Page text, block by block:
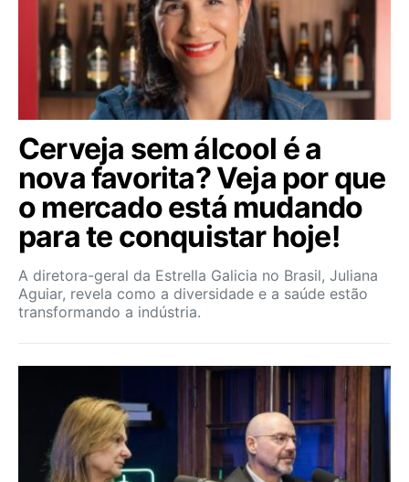
Cerveja sem álcool é a
nova favorita? Veja por que
o mercado está mudando
para te conquistar hoje!
A diretora-geral da Estrella Galicia no Brasil, Juliana
Aguiar, revela como a diversidade e a saúde estão
transformando a indústria.